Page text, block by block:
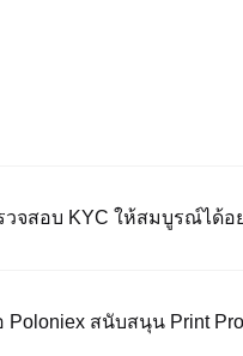
จสอบ KYC ให้สมบูรณ์ได้อ
กต้องของคุณ และถ่ายเซลฟี่เ
สนับสนุน Print